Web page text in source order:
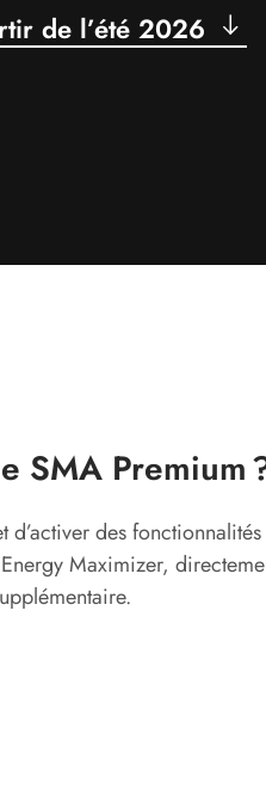
de l’été 2026
SMA Premium
d’activer des
Maximizer,